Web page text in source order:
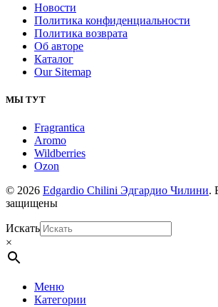
Новости
Политика конфиденциальности
Политика возврата
Об авторе
Каталог
Our Sitemap
МЫ ТУТ
Fragrantica
Aromo
Wildberries
Ozon
© 2026 Edgardio Chilini Эдгардио Чилини.
защищены
Искать
×
Меню
Категории